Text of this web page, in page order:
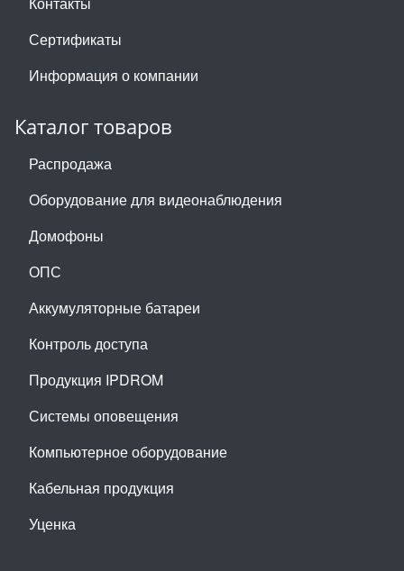
Сертификаты
Информация о компании
Каталог товаров
Распродажа
Оборудование для видеонаблюдения
Домофоны
ОПС
Аккумуляторные батареи
Контроль доступа
Продукция IPDROM
Системы оповещения
Компьютерное оборудование
Кабельная продукция
Уценка